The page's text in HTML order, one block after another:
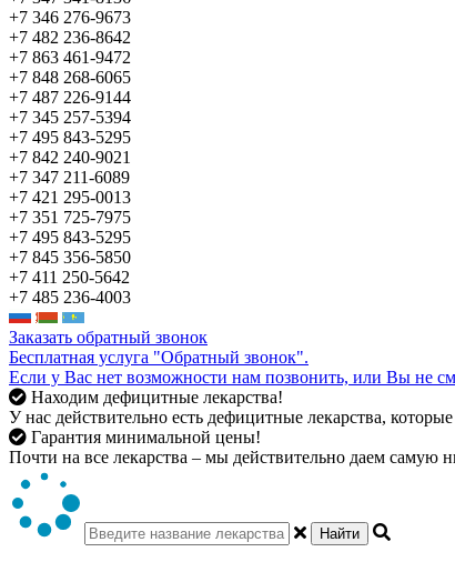
+7 346 276-9673
+7 482 236-8642
+7 863 461-9472
+7 848 268-6065
+7 487 226-9144
+7 345 257-5394
+7 495 843-5295
+7 842 240-9021
+7 347 211-6089
+7 421 295-0013
+7 351 725-7975
+7 495 843-5295
+7 845 356-5850
+7 411 250-5642
+7 485 236-4003
Заказать обратный звонок
Бесплатная услуга "Обратный звонок".
Если у Вас нет возможности нам позвонить, или Вы не
Находим дефицитные лекарства!
У нас действительно есть дефицитные лекарства,
Гарантия минимальной цены!
Почти на все лекарства – мы действительно даем самую
Найти